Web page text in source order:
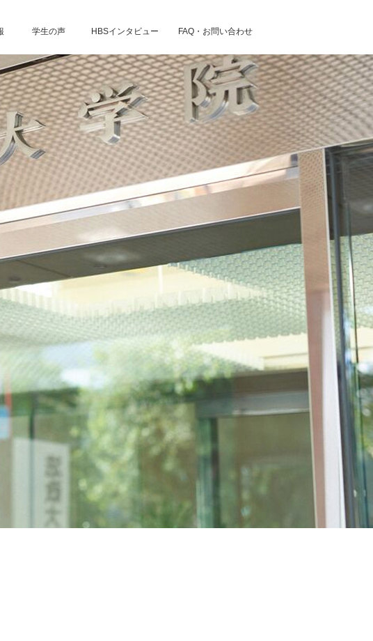
学生の声 HBSインタビュー FAQ・お問い合わせ